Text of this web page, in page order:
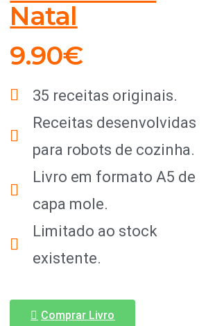
Natal
9.90€
35 receitas originais.
Receitas desenvolvidas
para robots de cozinha.
Livro em formato A5 de
capa mole.
Limitado ao stock
existente.
Comprar Livro